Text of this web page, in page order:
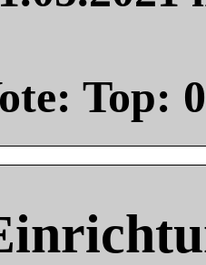
Top: 0